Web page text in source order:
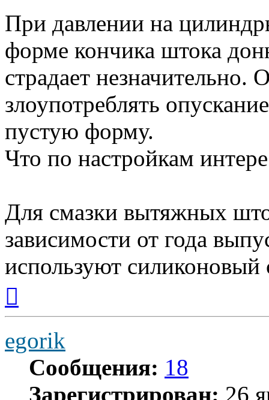
При давлении на
форме кончика штока
страдает незначительно.
злоупотреблять
пустую форму.
Что по настройкам
Для смазки вытяжных
зависимости от года
используют силиконовый
началу
egorik
Сообщения: 18
Зарегистрирован: 26